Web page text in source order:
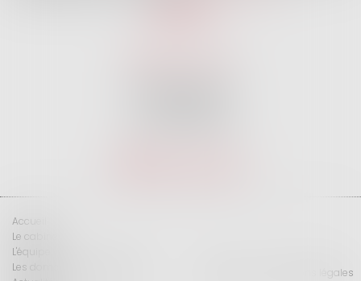
Accueil
Le cabinet
L'équipe
Les domaines d'intervention
Mentions légales